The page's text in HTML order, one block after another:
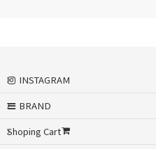
INSTAGRAM
BRAND
Shoping Cart